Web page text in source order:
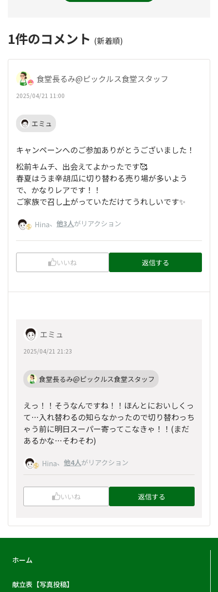
1件のコメント (新着順)
食堂長るみ@ピックルス食堂スタッフ
2025/04/21 11:00
エミュ
キャンペーンへのご参加ありがとうございました！
松前キムチ、出会えてよかったです🥰
春夏はうま辛胡瓜に切り替わる売り場が多いよう
で、かなりレアです！！
ご家族で召し上がっていただけてうれしいです✨
Hina、 他3人がリアクション
いいね 返信する
エミュ
2025/04/21 21:23
食堂長るみ@ピックルス食堂スタッフ
えっ！！そうなんですね！！ほんとにおいしくっ
て…入れ替わるの知らなかったので切り替わっち
ゃう前に明日スーパー寄ってこなきゃ！！(まだ
あるかな…そわそわ)
Hina、 他4人がリアクション
いいね 返信する
ホーム
献立表【写真投稿】